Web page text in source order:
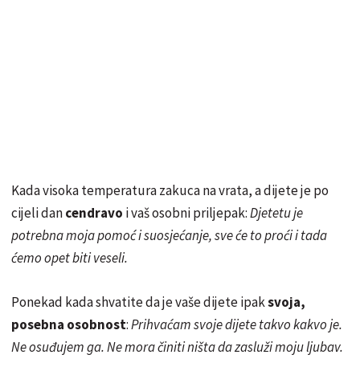
Kada visoka temperatura zakuca na vrata, a dijete je po
cijeli dancendravo i vaš osobni priljepak:Djetetu je
potrebna moja pomoć i suosjećanje, sve će to proći i tada
ćemo opet biti veseli.
Ponekad kada shvatite da je vaše dijete ipaksvoja,
posebna osobnost:Prihvaćam svoje dijete takvo kakvo je.
Ne osuđujem ga. Ne mora činiti ništa da zasluži moju ljubav.